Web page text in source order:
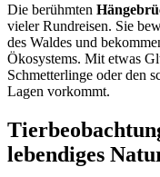
Die berühmten
vieler Rundreisen. Sie
des Waldes und
Ökosystems. Mit etwas
Schmetterlinge oder den
Lagen vorkommt.
lebendiges